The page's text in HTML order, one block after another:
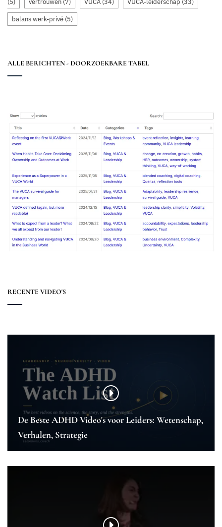
(5) vertrouwen (7) VUCA (34) VUCA-leiderschap (33)
balans werk-privé (5)
ALLE BERICHTEN - DOORZOEKBARE TABEL
RECENTE VIDEO'S
De Beste ADHD Video's voor Leiders: Wetenschap,
Verhalen, Strategie